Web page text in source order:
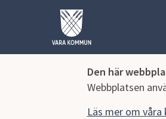
Den här
Webbplatsen
Läs mer om våra